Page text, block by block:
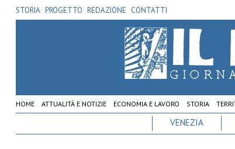
STORIA PROGETTO REDAZIONE CONTATTI
HOME ATTUALITÀ E NOTIZIE ECONOMIA E LAVORO STORIA
VENEZIA